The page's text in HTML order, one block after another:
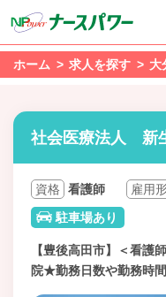
ホーム 求人を探す 大
社会医療法人 新
資格 看護師 雇用
駐車場あり
【豊後高田市】＜看護
院★勤務日数や勤務時